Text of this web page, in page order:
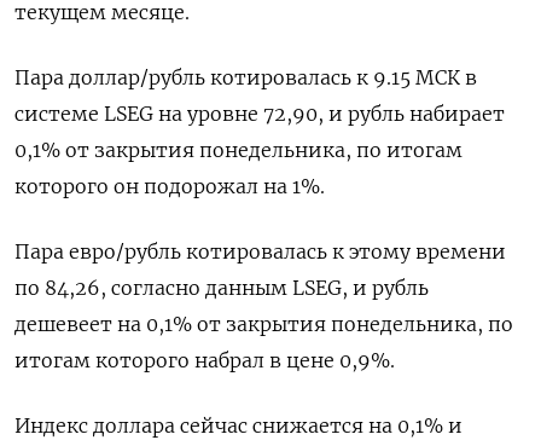
текущем месяце.
Пара доллар/рубль котировалась к 9.15 МСК в
системе LSEG на уровне 72,90, и рубль набирает
0,1% от ​закрытия понедельника, по итогам
которого он подорожал ​на 1%.
Пара евро/рубль котировалась к этому времени ​
по 84,26, согласно ⁠данным LSEG, и рубль
дешевеет на 0,1% от закрытия понедельника, по
итогам которого набрал в цене ‌0,9%.
Индекс доллара сейчас снижается на 0,1% и